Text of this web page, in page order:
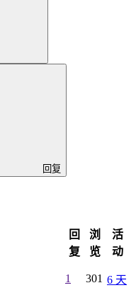
回复
回
复
浏
览
活
动
1 301 6 天